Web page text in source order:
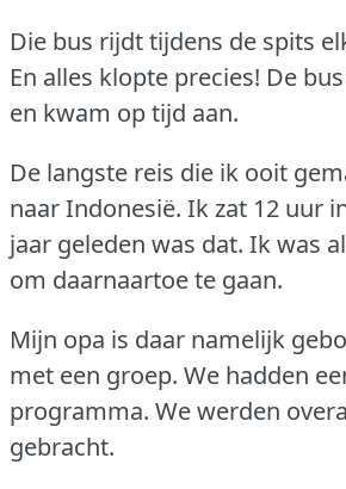
Die bus rijdt tijdens de spits
En alles klopte precies! De
en kwam op tijd aan.
De langste reis die ik ooit
naar Indonesiё. Ik zat 12 uur
jaar geleden was dat. Ik was
om daarnaartoe te gaan.
Mijn opa is daar namelijk
met een groep. We hadden
programma. We werden
gebracht.